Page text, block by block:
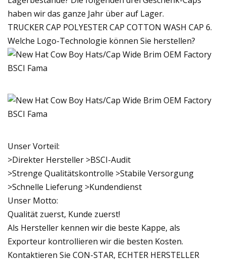
haben wir das ganze Jahr über auf Lager.
TRUCKER CAP POLYESTER CAP COTTON WASH CAP 6.
Welche Logo-Technologie können Sie herstellen?
Unser Vorteil:
>Direkter Hersteller >BSCI-Audit
>Strenge Qualitätskontrolle >Stabile Versorgung
>Schnelle Lieferung >Kundendienst
Unser Motto:
Qualität zuerst, Kunde zuerst!
Als Hersteller kennen wir die beste Kappe, als
Exporteur kontrollieren wir die besten Kosten.
Kontaktieren Sie CON-STAR, ECHTER HERSTELLER